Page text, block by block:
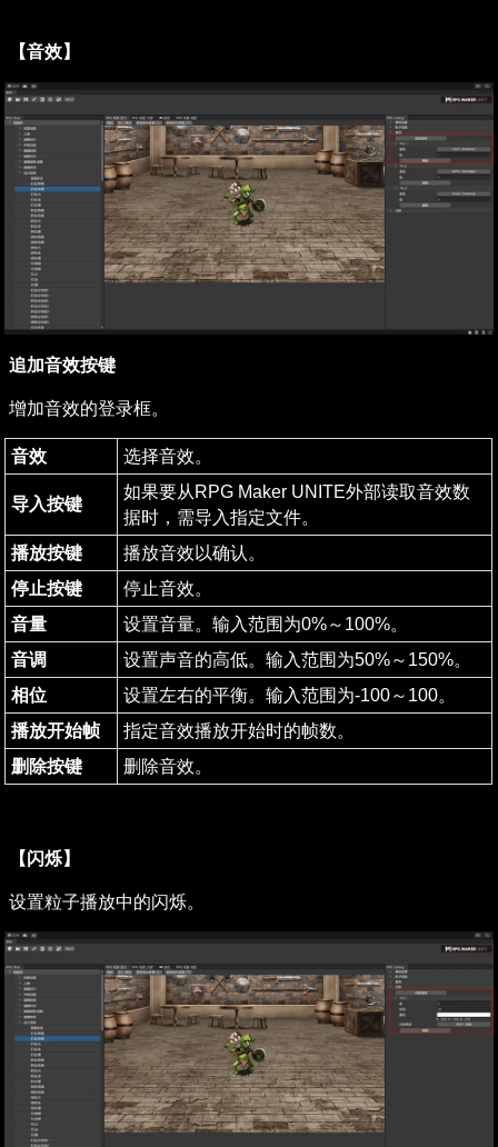
【音效】
追加音效按键
增加音效的登录框。
音效 选择音效。
导入按键
如果要从RPG Maker UNITE外部读取音效数
据时，需导入指定文件。
播放按键
播放音效以确认。
停止按键
停止音效。
音量
设置音量。输入范围为0%～100%。
音调
设置声音的高低。输入范围为50%～150%。
相位
设置左右的平衡。输入范围为-100～100。
播放开始帧
指定音效播放开始时的帧数。
删除按键
删除音效。
【闪烁】
设置粒子播放中的闪烁。